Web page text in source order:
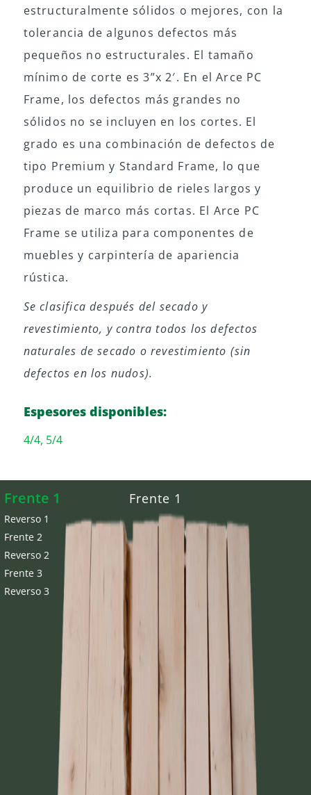
estructuralmente sólidos o mejores, con la
tolerancia de algunos defectos más
pequeños no estructurales. El tamaño
mínimo de corte es 3”x 2′. En el Arce PC
Frame, los defectos más grandes no
sólidos no se incluyen en los cortes. El
grado es una combinación de defectos de
tipo Premium y Standard Frame, lo que
produce un equilibrio de rieles largos y
piezas de marco más cortas. El Arce PC
Frame se utiliza para componentes de
muebles y carpintería de apariencia
rústica.
Se clasifica después del secado y
revestimiento, y contra todos los defectos
naturales de secado o revestimiento (sin
defectos en los nudos).
Espesores disponibles:
4/4, 5/4
Frente 1
Reverso 1
Frente 2
Reverso 2
Frente 3
Reverso 3
Frente 1